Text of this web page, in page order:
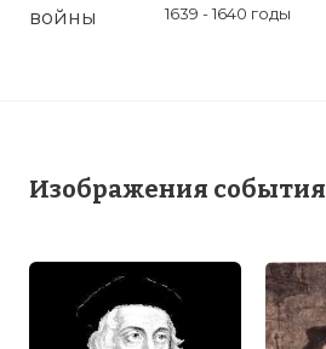
1639 - 1640 годы
Изображения события